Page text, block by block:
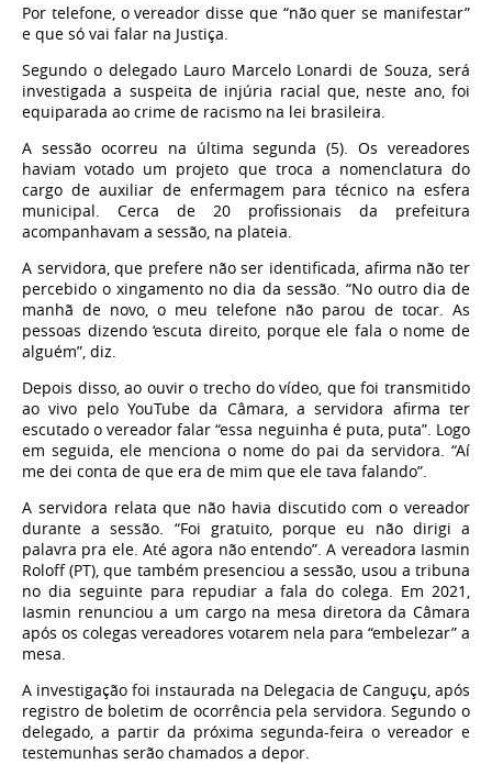
Por telefone, o vereador disse que “não quer se manifestar”
e que só vai falar na Justiça.
Segundo o delegado Lauro Marcelo Lonardi de Souza, será
investigada a suspeita de injúria racial que, neste ano, foi
equiparada ao crime de racismo na lei brasileira.
A sessão ocorreu na última segunda (5). Os vereadores
haviam votado um projeto que troca a nomenclatura do
cargo de auxiliar de enfermagem para técnico na esfera
municipal. Cerca de 20 profissionais da prefeitura
acompanhavam a sessão, na plateia.
A servidora, que prefere não ser identificada, afirma não ter
percebido o xingamento no dia da sessão. “No outro dia de
manhã de novo, o meu telefone não parou de tocar. As
pessoas dizendo ‘escuta direito, porque ele fala o nome de
alguém”, diz.
Depois disso, ao ouvir o trecho do vídeo, que foi transmitido
ao vivo pelo YouTube da Câmara, a servidora afirma ter
escutado o vereador falar “essa neguinha é puta, puta”. Logo
em seguida, ele menciona o nome do pai da servidora. “Aí
me dei conta de que era de mim que ele tava falando”.
A servidora relata que não havia discutido com o vereador
durante a sessão. “Foi gratuito, porque eu não dirigi a
palavra pra ele. Até agora não entendo”. A vereadora Iasmin
Roloff (PT), que também presenciou a sessão, usou a tribuna
no dia seguinte para repudiar a fala do colega. Em 2021,
Iasmin renunciou a um cargo na mesa diretora da Câmara
após os colegas vereadores votarem nela para “embelezar” a
mesa.
A investigação foi instaurada na Delegacia de Canguçu, após
registro de boletim de ocorrência pela servidora. Segundo o
delegado, a partir da próxima segunda-feira o vereador e
testemunhas serão chamados a depor.